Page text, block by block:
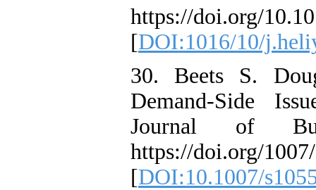
https://doi.org/
[DOI:1016/10/
30. Beets S.
Demand-Side
Journal of
https://doi.org/
[DOI:10.1007/